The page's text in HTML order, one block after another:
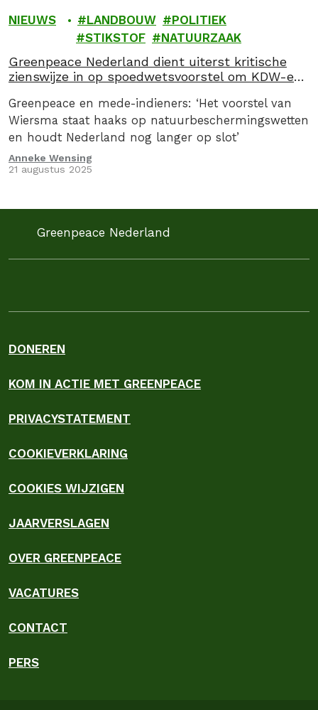
NIEUWS LANDBOUW
POLITIEK
STIKSTOF
NATUURZAAK
Greenpeace Nederland dient uiterst kritische
zienswijze in op spoedwetsvoorstel om KDW-en
Greenpeace en mede-indieners: ‘Het voorstel van
Wiersma staat haaks op natuurbeschermingswetten
en houdt Nederland nog langer op slot’
Anneke Wensing
21 augustus 2025
Greenpeace Nederland
DONEREN
KOM IN ACTIE MET GREENPEACE
PRIVACYSTATEMENT
COOKIEVERKLARING
COOKIES WIJZIGEN
JAARVERSLAGEN
OVER GREENPEACE
VACATURES
CONTACT
PERS